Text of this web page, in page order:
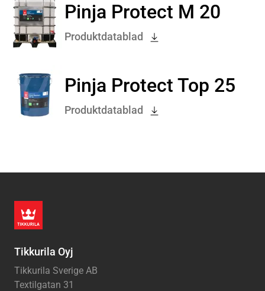
Pinja Protect M 20
Produktdatablad
Pinja Protect Top 25
Produktdatablad
Tikkurila Oyj
Tikkurila Sverige AB
Textilgatan 31